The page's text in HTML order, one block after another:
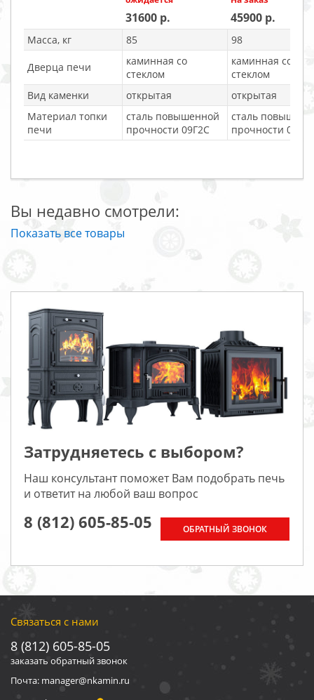
31600 45900
Масса, кг 85 98
Дверца печи
каминная со
стеклом
каминная со
стеклом
Вид каменки
открытая
открытая
Материал топки
печи
сталь повышенной
прочности 09Г2С
сталь
прочности 09Г2С
Вы недавно смотрели:
Показать все товары
Затрудняетесь с выбором?
Наш консультант поможет Вам подобрать печь
и ответит на любой ваш вопрос
8 (812) 605-85-05 ОБРАТНЫЙ ЗВОНОК
Связаться с нами
8 (812) 605-85-05
заказать обратный звонок
Почта: manager@nkamin.ru